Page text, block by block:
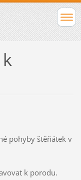
pohyby štěňátek v
k porodu.